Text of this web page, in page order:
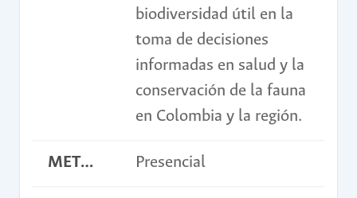
biodiversidad útil en la
toma de decisiones
informadas en salud y la
conservación de la fauna
en Colombia y la región.
METODOLOGÍA Presencial